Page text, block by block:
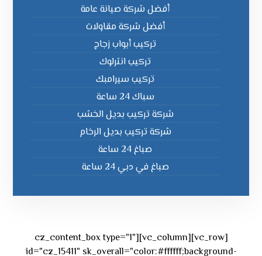
أفضل شركة صيانة عامة
أفضل شركة مقاولات
تركيب أبواب زجاج
تركيب انترلوك
تركيب سيرامبك
سباك 24 ساعة
شركة تركيب بديل الخشب
شركة تركيب بديل الرخام
صباغ 24 ساعة
صباغ في دبي 24 ساعة
[vc_row][vc_column][cz_content_box type="1"
id="cz_15411" sk_overall="color:#ffffff;background-